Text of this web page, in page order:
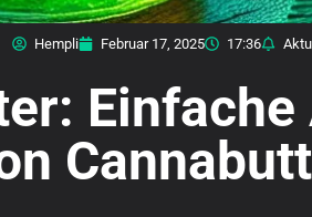
Hempli Februar 17, 2025 17:36